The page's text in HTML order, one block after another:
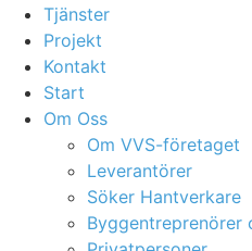
Tjänster
Projekt
Kontakt
Start
Om Oss
Om VVS-företaget
Leverantörer
Söker Hantverkare
Byggentreprenörer